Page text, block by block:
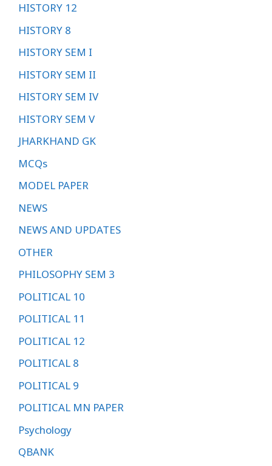
HISTORY 12
HISTORY 8
HISTORY SEM I
HISTORY SEM II
HISTORY SEM IV
HISTORY SEM V
JHARKHAND GK
MCQs
MODEL PAPER
NEWS
NEWS AND UPDATES
OTHER
PHILOSOPHY SEM 3
POLITICAL 10
POLITICAL 11
POLITICAL 12
POLITICAL 8
POLITICAL 9
POLITICAL MN PAPER
Psychology
QBANK